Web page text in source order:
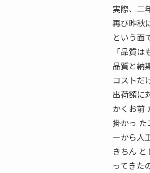
実際、二
再び昨秋
という面
「品質は
品質と納
コストだ
出荷額に
かくお前
掛かっ た
ーから人
きちん
ってきた